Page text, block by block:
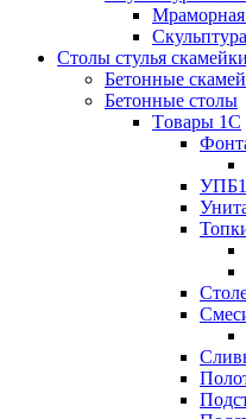
Мраморная
Столы стулья скамейки
Бетонные
Бетонные столы
Tовары 1C